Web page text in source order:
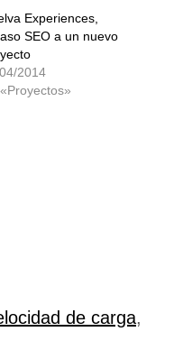
Experiences,
SEO a un nuevo
2014
de carga,